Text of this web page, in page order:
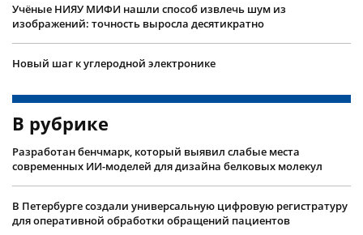
Учëные НИЯУ МИФИ нашли способ извлечь шум из
изображений: точность выросла десятикратно
Новый шаг к углеродной электронике
В рубрике
Разработан бенчмарк, который выявил слабые места
современных ИИ-моделей для дизайна белковых молекул
В Петербурге создали универсальную цифровую регистратуру
для оперативной обработки обращений пациентов